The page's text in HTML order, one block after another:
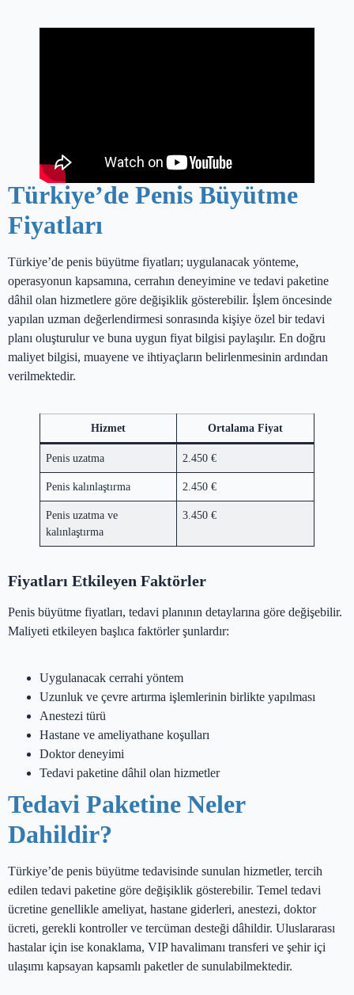
Türkiye’de Penis Büyütme
Fiyatları
Türkiye’de penis büyütme fiyatları; uygulanacak yönteme,
operasyonun kapsamına, cerrahın deneyimine ve tedavi paketine
dâhil olan hizmetlere göre değişiklik gösterebilir. İşlem öncesinde
yapılan uzman değerlendirmesi sonrasında kişiye özel bir tedavi
planı oluşturulur ve buna uygun fiyat bilgisi paylaşılır. En doğru
maliyet bilgisi, muayene ve ihtiyaçların belirlenmesinin ardından
verilmektedir.
Hizmet Ortalama Fiyat
Penis uzatma 2.450 €
Penis kalınlaştırma 2.450 €
Penis uzatma ve
kalınlaştırma
3.450 €
Fiyatları Etkileyen Faktörler
Penis büyütme fiyatları, tedavi planının detaylarına göre değişebilir.
Maliyeti etkileyen başlıca faktörler şunlardır:
Uygulanacak cerrahi yöntem
Uzunluk ve çevre artırma işlemlerinin birlikte yapılması
Anestezi türü
Hastane ve ameliyathane koşulları
Doktor deneyimi
Tedavi paketine dâhil olan hizmetler
Tedavi Paketine Neler
Dahildir?
Türkiye’de penis büyütme tedavisinde sunulan hizmetler, tercih
edilen tedavi paketine göre değişiklik gösterebilir. Temel tedavi
ücretine genellikle ameliyat, hastane giderleri, anestezi, doktor
ücreti, gerekli kontroller ve tercüman desteği dâhildir. Uluslararası
hastalar için ise konaklama, VIP havalimanı transferi ve şehir içi
ulaşımı kapsayan kapsamlı paketler de sunulabilmektedir.